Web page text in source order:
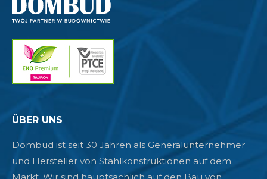
ÜBER UNS
Dombud ist seit 30 Jahren als Generalunternehmer
und Hersteller von Stahlkonstruktionen auf dem